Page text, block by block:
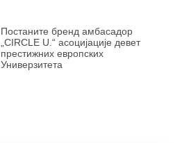
Постаните бренд амбасадор
„CIRCLE U.“ асоцијације девет
престижних европских
Универзитета